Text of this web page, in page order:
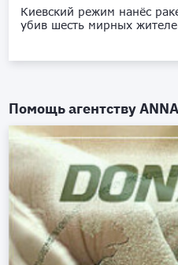
Киевский режим нанёс
убив шесть мирных
Помощь агентству